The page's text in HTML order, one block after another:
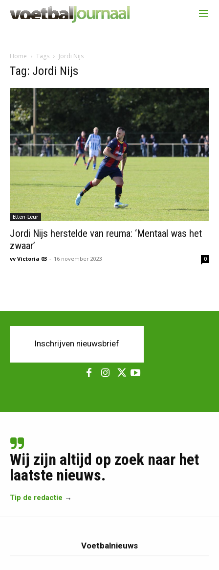
Home Tags Jordi Nijs
Tag: Jordi Nijs
Etten-Leur
Jordi Nijs herstelde van reuma: ‘Mentaal was het
zwaar’
vv Victoria 03 - 16 november 2023 0
Inschrijven nieuwsbrief
Wij zijn altijd op zoek naar het
laatste nieuws.
Tip de redactie →
Voetbalnieuws